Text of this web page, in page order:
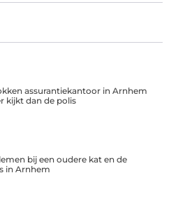
assurantiekantoor in Arnhem
kijkt dan de polis
bij een oudere kat en de
in Arnhem